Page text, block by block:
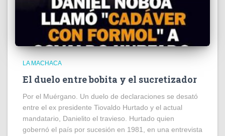
LA MACHACA
El duelo entre bobita y el sucretizador
Por el Muérgano. Un duelo de declaraciones se desató
entre el ex presidente Tiovaldo Hurtado y el actual
mandatario, Danielito el travieso. Hurtado quien
gobernó el país por sucesión en 1981, en una entrevista